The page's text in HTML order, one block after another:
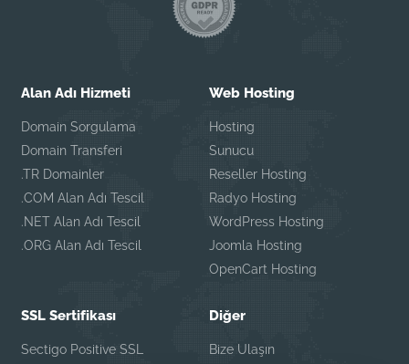
Alan Adı Hizmeti
Domain Sorgulama
Domain Transferi
.TR Domainler
.COM Alan Adı Tescil
.NET Alan Adı Tescil
.ORG Alan Adı Tescil
Web Hosting
Hosting
Sunucu
Reseller Hosting
Radyo Hosting
WordPress Hosting
Joomla Hosting
OpenCart Hosting
SSL Sertifikası
Sectigo Positive SSL
Diğer
Bize Ulaşın